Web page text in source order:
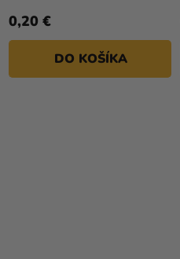
0,20 €
DO KOŠÍKA